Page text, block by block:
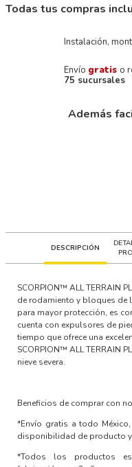
Todas tus compras
Instalación,
Envío gratis o
75 sucursales
Además
DESCRIPCIÓN
SCORPION™ ALL TERRAIN
de rodamiento y bloques
para mayor protección, es
cuenta con expulsores de
tiempo que ofrece una
SCORPION™ ALL TERRAIN
nieve severa.
Beneficios de comprar con
*Envío gratis a todo
disponibilidad de producto y
*Todos los productos